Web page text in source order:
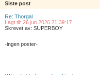
Siste post
Re: Thorgal
Lagt til: 26.jun.2026 21:39:17
Skrevet av: SUPERBOY
-ingen poster-